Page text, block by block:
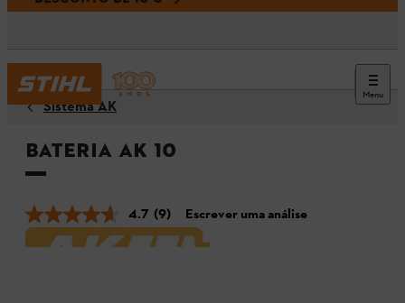
Menu
Sistema AK
Bateria AK 10
4.7 (9) Escrever uma análise